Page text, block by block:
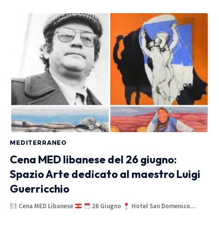
MEDITERRANEO
Cena MED libanese del 26 giugno:
Spazio Arte dedicato al maestro Luigi
Guerricchio
Cena MED Libanese 26 Giugno Hotel San Domenico…